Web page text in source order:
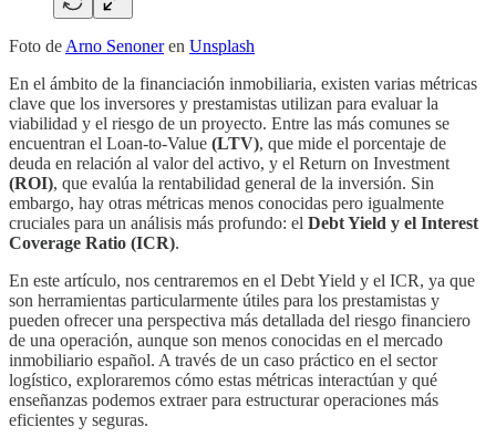
Foto de Arno Senoneren Unsplash
En el ámbito de la financiación inmobiliaria, existen varias métricas
clave que los inversores y prestamistas utilizan para evaluar la
viabilidad y el riesgo de un proyecto. Entre las más comunes se
encuentran el Loan-to-Value (LTV), que mide el porcentaje de
deuda en relación al valor del activo, y el Return on Investment
(ROI), que evalúa la rentabilidad general de la inversión. Sin
embargo, hay otras métricas menos conocidas pero igualmente
cruciales para un análisis más profundo: el Debt Yield y el Interest
Coverage Ratio (ICR).
En este artículo, nos centraremos en el Debt Yield y el ICR, ya que
son herramientas particularmente útiles para los prestamistas y
pueden ofrecer una perspectiva más detallada del riesgo financiero
de una operación, aunque son menos conocidas en el mercado
inmobiliario español. A través de un caso práctico en el sector
logístico, exploraremos cómo estas métricas interactúan y qué
enseñanzas podemos extraer para estructurar operaciones más
eficientes y seguras.